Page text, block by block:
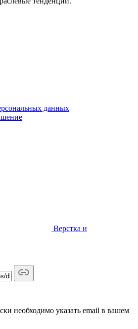
данных
Верстка и
необходимо указать email в вашем